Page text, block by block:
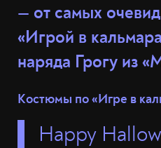
— от самых
«Игрой в
наряда Грогу из
Костюмы по «Игре в
Happy